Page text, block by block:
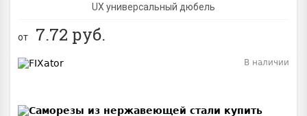
UX универсальный дюбель
от 7.72 руб.
В наличии